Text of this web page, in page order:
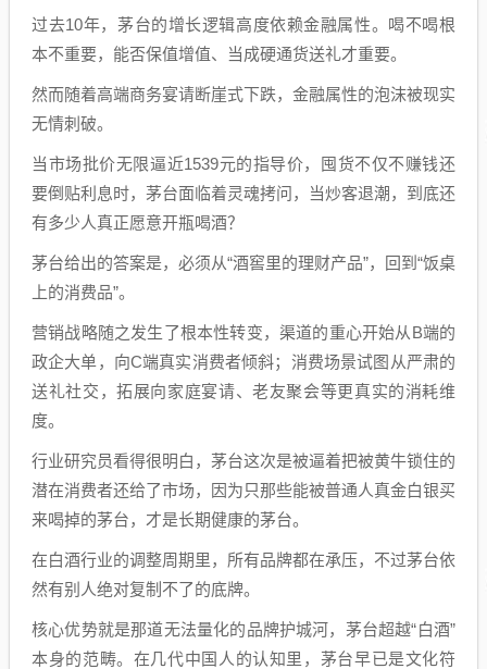
过去10年，茅台的增长逻辑高度依赖金融属性。喝不喝根
本不重要，能否保值增值、当成硬通货送礼才重要。
然而随着高端商务宴请断崖式下跌，金融属性的泡沫被现实
无情刺破。
当市场批价无限逼近1539元的指导价，囤货不仅不赚钱还
要倒贴利息时，茅台面临着灵魂拷问，当炒客退潮，到底还
有多少人真正愿意开瓶喝酒？
茅台给出的答案是，必须从“酒窖里的理财产品”，回到“饭桌
上的消费品”。
营销战略随之发生了根本性转变，渠道的重心开始从B端的
政企大单，向C端真实消费者倾斜；消费场景试图从严肃的
送礼社交，拓展向家庭宴请、老友聚会等更真实的消耗维
度。
行业研究员看得很明白，茅台这次是被逼着把被黄牛锁住的
潜在消费者还给了市场，因为只那些能被普通人真金白银买
来喝掉的茅台，才是长期健康的茅台。
在白酒行业的调整周期里，所有品牌都在承压，不过茅台依
然有别人绝对复制不了的底牌。
核心优势就是那道无法量化的品牌护城河，茅台超越“白酒”
本身的范畴。在几代中国人的认知里，茅台早已是文化符